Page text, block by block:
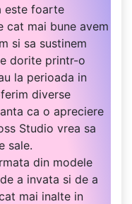
este foarte
cat mai bune avem
si sa sustinem
dorite printr-o
la perioada in
diverse
ca o apreciere
Studio vrea sa
sale.
din modele
a invata si de a
mai inalte in